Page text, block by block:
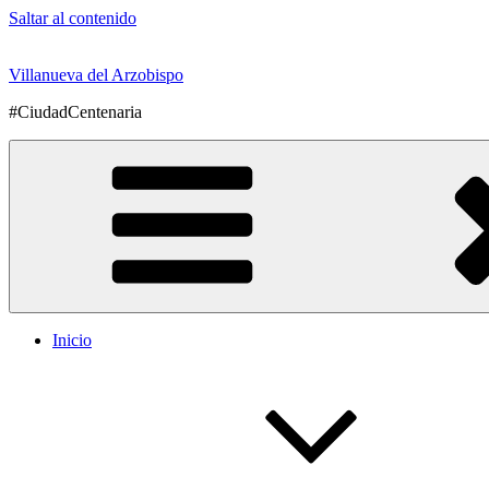
Saltar al contenido
Villanueva del Arzobispo
#CiudadCentenaria
Inicio